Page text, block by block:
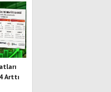
Arttı